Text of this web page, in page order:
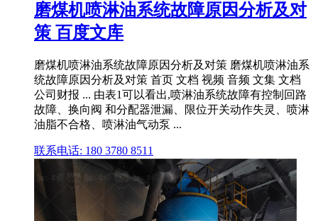
磨煤机喷淋油系统故障原因分析及对
策 百度文库
磨煤机喷淋油系统故障原因分析及对策 磨煤机喷淋油系
统故障原因分析及对策 首页 文档 视频 音频 文集 文档
公司财报 ... 由表1可以看出,喷淋油系统故障有控制回路
故障、换向阀 和分配器泄漏、限位开关动作失灵、喷淋
油脂不合格、喷淋油气动泵 ...
联系电话: 180 3780 8511